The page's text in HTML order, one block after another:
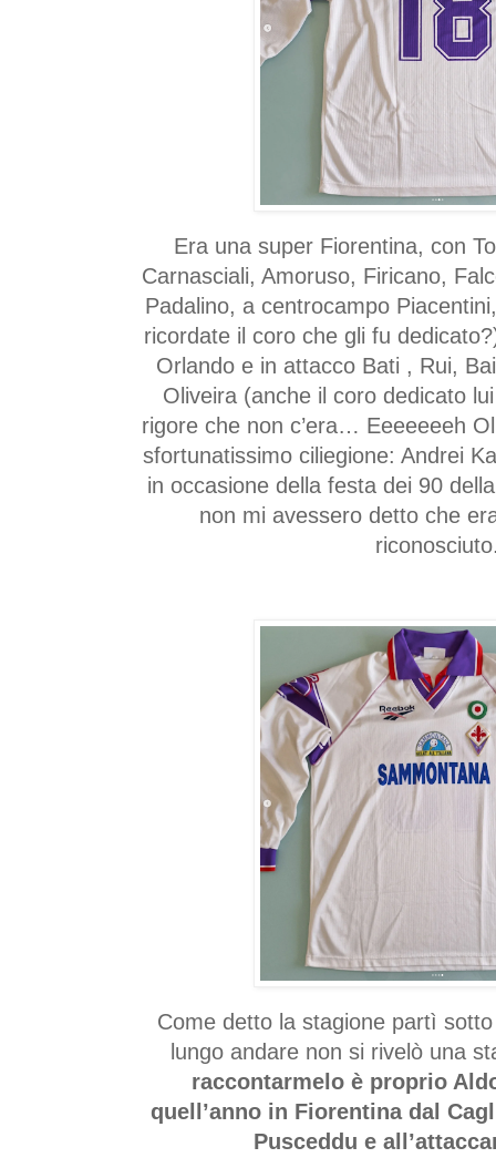
Era una super Fiorentina, con
Carnasciali, Amoruso, Firicano,
Padalino, a centrocampo
ricordate il coro che gli fu
Orlando e in attacco Bati , Rui,
Oliveira (anche il coro dedicato
rigore che non c’era… Eeeeeeeh
sfortunatissimo ciliegione: Andrei
in occasione della festa dei 90
non mi avessero detto che
Come detto la stagione partì
lungo andare non si rivelò una
raccontarmelo è proprio
quell’anno in Fiorentina dal
Pusceddu e